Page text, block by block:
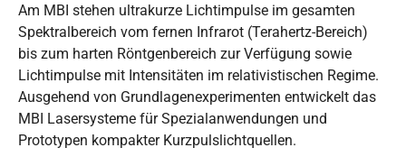
Am MBI stehen ultrakurze Lichtimpulse im gesamten
Spektralbereich vom fernen Infrarot (Terahertz-Bereich)
bis zum harten Röntgenbereich zur Verfügung sowie
Lichtimpulse mit Intensitäten im relativistischen Regime.
Ausgehend von Grundlagenexperimenten entwickelt das
MBI Lasersysteme für Spezialanwendungen und
Prototypen kompakter Kurzpulslichtquellen.